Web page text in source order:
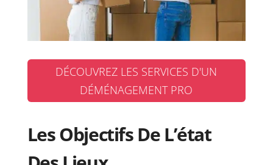
DÉCOUVREZ LES SERVICES D'UN
DÉMÉNAGEMENT PRO
Les Objectifs De L’état